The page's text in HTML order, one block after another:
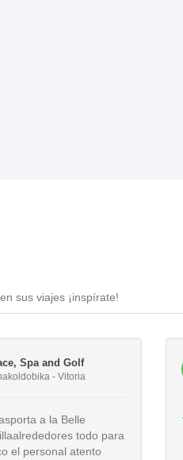
sus viajes ¡inspírate!
Spa and Golf
- Vitoria
a la Belle
todo para
el personal atento